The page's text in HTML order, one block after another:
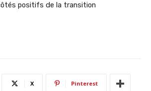
positifs de la transition
X Pinterest